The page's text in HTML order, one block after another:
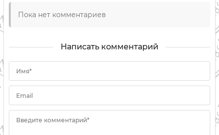
Пока нет комментариев
Написать комментарий
Имя*
Email
Введите комментарий*